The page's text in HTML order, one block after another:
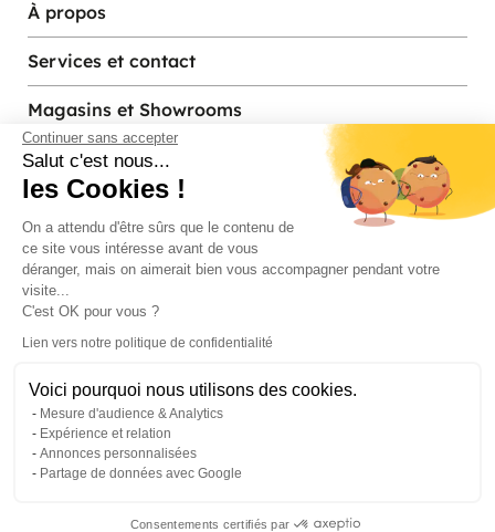
Continuer sans accepter
Salut c'est nous...
les Cookies !
On a attendu d'être sûrs que le contenu de
ce site vous intéresse avant de vous
déranger, mais on aimerait bien vous accompagner pendant votre
visite...
C'est OK pour vous ?
Lien vers notre politique de confidentialité
Voici pourquoi nous utilisons des cookies.
Mesure d'audience & Analytics
Expérience et relation
Annonces personnalisées
Partage de données avec Google
Consentements certifiés par
À propos
Services et contact
Magasins et Showrooms
Modes de paiement acceptés
© Pier Import
Mentions legales· Credits·Plan du site